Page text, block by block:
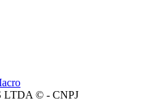
LTDA © - CNPJ